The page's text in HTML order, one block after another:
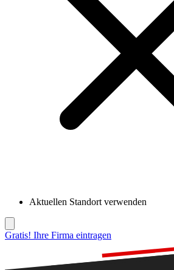
Aktuellen Standort verwenden
Gratis! Ihre Firma eintragen